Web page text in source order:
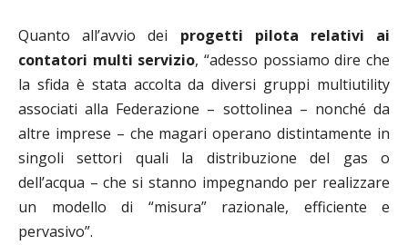
Quanto all’avvio dei progetti pilota relativi ai
contatori multi servizio, “adesso possiamo dire che
la sfida è stata accolta da diversi gruppi multiutility
associati alla Federazione – sottolinea – nonché da
altre imprese – che magari operano distintamente in
singoli settori quali la distribuzione del gas o
dell’acqua – che si stanno impegnando per realizzare
un modello di “misura” razionale, efficiente e
pervasivo”.